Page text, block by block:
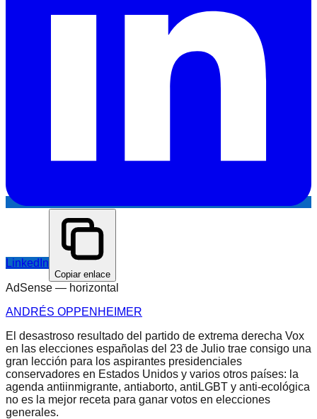
LinkedIn
Copiar enlace
AdSense — horizontal
ANDRÉS OPPENHEIMER
El desastroso resultado del partido de extrema derecha Vox
en las elecciones españolas del 23 de Julio trae consigo una
gran lección para los aspirantes presidenciales
conservadores en Estados Unidos y varios otros países: la
agenda antiinmigrante, antiaborto, antiLGBT y anti-ecológica
no es la mejor receta para ganar votos en elecciones
generales.